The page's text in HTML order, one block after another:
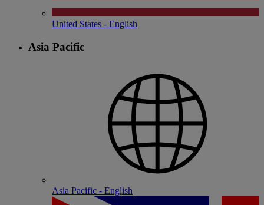
United States - English
Asia Pacific
Asia Pacific - English